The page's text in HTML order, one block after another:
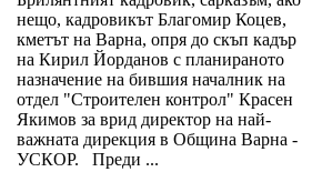
нещо, кадровикът Благомир Коцев,
кметът на Варна, опря до скъп кадър
на Кирил Йорданов с планираното
назначение на бившия началник на
отдел "Строителен контрол" Красен
Якимов за врид директор на най-
важната дирекция в Община Варна -
УСКОР. Преди ...